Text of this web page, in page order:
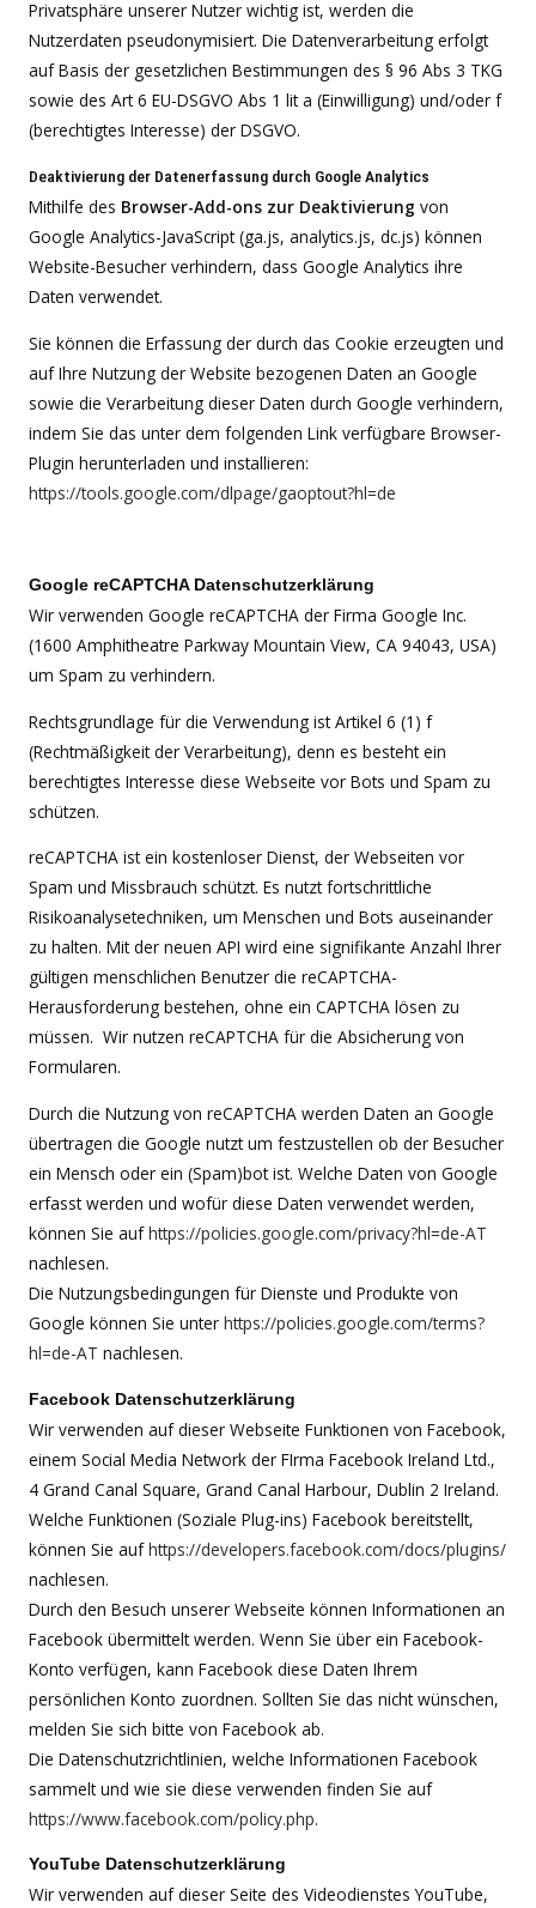
Privatsphäre unserer Nutzer wichtig ist, werden die
Nutzerdaten pseudonymisiert. Die Datenverarbeitung erfolgt
auf Basis der gesetzlichen Bestimmungen des § 96 Abs 3 TKG
sowie des Art 6 EU-DSGVO Abs 1 lit a (Einwilligung) und/oder f
(berechtigtes Interesse) der DSGVO.
Deaktivierung der Datenerfassung durch Google Analytics
Mithilfe des Browser-Add-ons zur Deaktivierung von
Google Analytics-JavaScript (ga.js, analytics.js, dc.js) können
Website-Besucher verhindern, dass Google Analytics ihre
Daten verwendet.
Sie können die Erfassung der durch das Cookie erzeugten und
auf Ihre Nutzung der Website bezogenen Daten an Google
sowie die Verarbeitung dieser Daten durch Google verhindern,
indem Sie das unter dem folgenden Link verfügbare Browser-
Plugin herunterladen und installieren:
https://tools.google.com/dlpage/gaoptout?hl=de
Google reCAPTCHA Datenschutzerklärung
Wir verwenden Google reCAPTCHA der Firma Google Inc.
(1600 Amphitheatre Parkway Mountain View, CA 94043, USA)
um Spam zu verhindern.
Rechtsgrundlage für die Verwendung ist Artikel 6 (1) f
(Rechtmäßigkeit der Verarbeitung), denn es besteht ein
berechtigtes Interesse diese Webseite vor Bots und Spam zu
schützen.
reCAPTCHA ist ein kostenloser Dienst, der Webseiten vor
Spam und Missbrauch schützt. Es nutzt fortschrittliche
Risikoanalysetechniken, um Menschen und Bots auseinander
zu halten. Mit der neuen API wird eine signifikante Anzahl Ihrer
gültigen menschlichen Benutzer die reCAPTCHA-
Herausforderung bestehen, ohne ein CAPTCHA lösen zu
müssen. Wir nutzen reCAPTCHA für die Absicherung von
Formularen.
Durch die Nutzung von reCAPTCHA werden Daten an Google
übertragen die Google nutzt um festzustellen ob der Besucher
ein Mensch oder ein (Spam)bot ist. Welche Daten von Google
erfasst werden und wofür diese Daten verwendet werden,
können Sie aufhttps://policies.google.com/privacy?hl=de-AT
nachlesen.
Die Nutzungsbedingungen für Dienste und Produkte von
Google können Sie unter https://policies.google.com/terms?
hl=de-AT nachlesen.
Facebook Datenschutzerklärung
Wir verwenden auf dieser Webseite Funktionen von Facebook,
einem Social Media Network der FIrma Facebook Ireland Ltd.,
4 Grand Canal Square, Grand Canal Harbour, Dublin 2 Ireland.
Welche Funktionen (Soziale Plug-ins) Facebook bereitstellt,
können Sie aufhttps://developers.facebook.com/docs/plugins/
nachlesen.
Durch den Besuch unserer Webseite können Informationen an
Facebook übermittelt werden. Wenn Sie über ein Facebook-
Konto verfügen, kann Facebook diese Daten Ihrem
persönlichen Konto zuordnen. Sollten Sie das nicht wünschen,
melden Sie sich bitte von Facebook ab.
Die Datenschutzrichtlinien, welche Informationen Facebook
sammelt und wie sie diese verwenden finden Sie auf
https://www.facebook.com/policy.php.
YouTube Datenschutzerklärung
Wir verwenden auf dieser Seite des Videodienstes YouTube,